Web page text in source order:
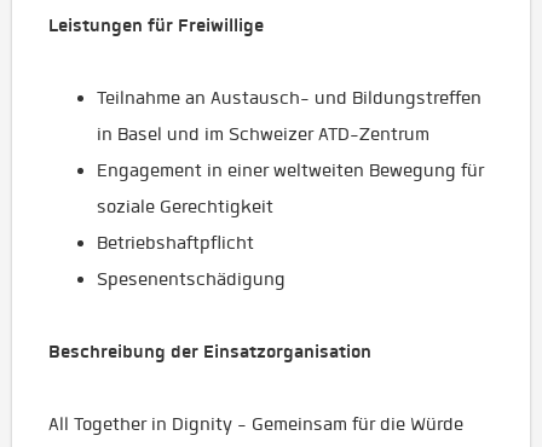
Leistungen für Freiwillige
Teilnahme an Austausch- und Bildungstreffen
in Basel und im Schweizer ATD-Zentrum
Engagement in einer weltweiten Bewegung für
soziale Gerechtigkeit
Betriebshaftpflicht
Spesenentschädigung
Beschreibung der Einsatzorganisation
All Together in Dignity - Gemeinsam für die Würde